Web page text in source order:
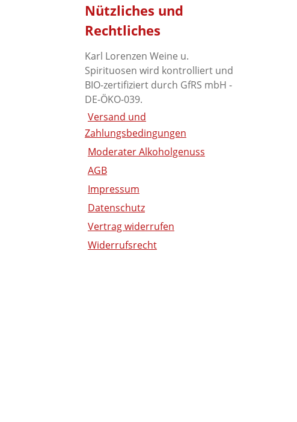
Nützliches und
Rechtliches
Karl Lorenzen Weine u.
Spirituosen wird kontrolliert und
BIO-zertifiziert durch GfRS mbH -
DE-ÖKO-039.
Versand und
Zahlungsbedingungen
Moderater Alkoholgenuss
AGB
Impressum
Datenschutz
Vertrag widerrufen
Widerrufsrecht